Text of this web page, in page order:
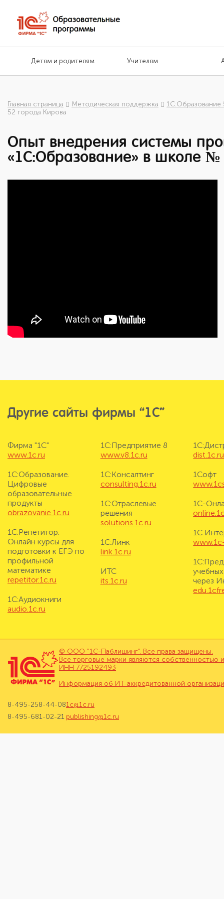
Детям и родителям Учителям
Главная страница Методическая поддержка
1С:Образование
52 города Кирова
Опыт внедрения системы
«1С:Образование» в школе №
Другие сайты фирмы “1С”
Фирма "1С"
www.1c.ru
1С:Образование.
Цифровые
образовательные
продукты
obrazovanie.1c.ru
1С:Репетитор.
Онлайн курсы для
подготовки к ЕГЭ по
профильной
математике
repetitor.1c.ru
1С:Аудиокниги
audio.1c.ru
1С:Предприятие 8
www.v8.1c.ru
1С:Консалтинг
consulting.1c.ru
1С:Отраслевые
решения
solutions.1c.ru
1С:Линк
link.1c.ru
ИТС
its.1c.ru
dist.1c.ru
1Софт
1С-
1С
через
© ООО "1С-Паблишинг". Все права защищены.
Все торговые марки являются собственностью
ИНН 7725192493
Информация об ИТ-аккредитованной
8-495-258-44-08
8-495-681-02-21
1c@1c.ru
publishing@1c.ru